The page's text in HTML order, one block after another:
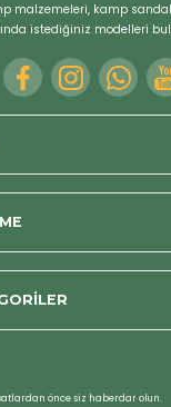
malzemeleri, kamp
istediğiniz modelleri
önce siz haberdar olun.